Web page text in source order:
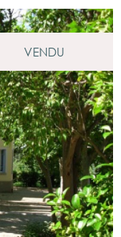
VENDU